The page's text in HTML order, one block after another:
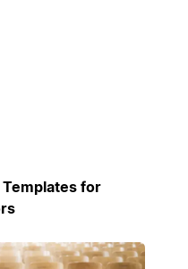
Templates for